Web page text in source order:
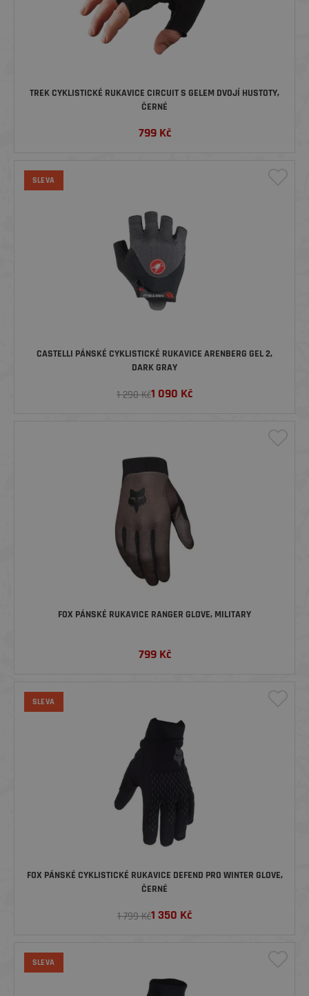
TREK CYKLISTICKÉ RUKAVICE CIRCUIT S GELEM DVOJÍ HUSTOTY,
ČERNÉ
799Kč
SLEVA
CASTELLI PÁNSKÉ CYKLISTICKÉ RUKAVICE ARENBERG GEL 2,
DARK GRAY
1 290 Kč1 090 Kč
FOX PÁNSKÉ RUKAVICE RANGER GLOVE, MILITARY
799Kč
SLEVA
FOX PÁNSKÉ CYKLISTICKÉ RUKAVICE DEFEND PRO WINTER GLOVE,
ČERNÉ
1 799 Kč1 350 Kč
SLEVA